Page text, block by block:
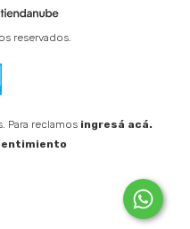
reservados.
Para reclamos ingresá acá.